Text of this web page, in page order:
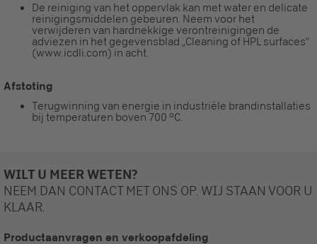
De reiniging van het oppervlak kan met water en delicate
reinigingsmiddelen gebeuren. Neem voor het
verwijderen van hardnekkige verontreinigingen de
adviezen in het gegevensblad „Cleaning of HPL surfaces“
(www.icdli.com) in acht.
Afstoting
Terugwinning van energie in industriële brandinstallaties
bij temperaturen boven 700 °C.
WILT U MEER WETEN?
NEEM DAN CONTACT MET ONS OP. WIJ STAAN VOOR U
KLAAR.
Productaanvragen en verkoopafdeling